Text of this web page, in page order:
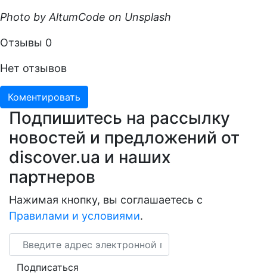
Photo by AltumCode on Unsplash
Отзывы 0
Нет отзывов
Коментировать
Подпишитесь на рассылку
новостей и предложений от
discover.ua и наших
партнеров
Нажимая кнопку, вы соглашаетесь с
Правилами и условиями.
Email
Подписаться